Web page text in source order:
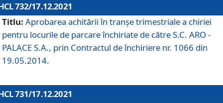
732/17.12.2021
Titlu: Aprobarea achitării în tranșe trimestriale a chiriei
pentru locurile de parcare închiriate de către S.C. ARO -
PALACE S.A., prin Contractul de închiriere nr. 1066 din
19.05.2014.
731/17.12.2021